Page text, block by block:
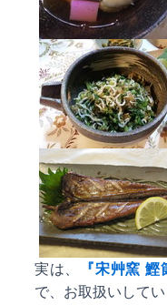
実は、
『宋艸窯
で、お取扱いしてい